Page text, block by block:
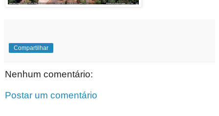
Compartilhar
Nenhum comentário:
Postar um comentário